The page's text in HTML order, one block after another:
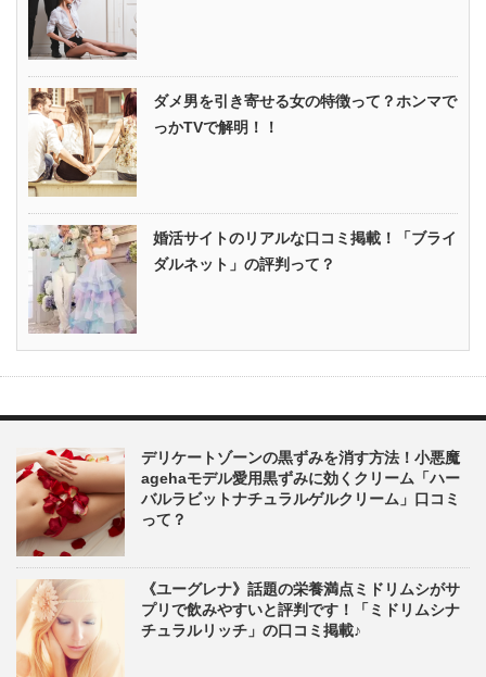
ダメ男を引き寄せる女の特徴って？ホンマで
っかTVで解明！！
婚活サイトのリアルな口コミ掲載！「ブライ
ダルネット」の評判って？
デリケートゾーンの黒ずみを消す方法！小悪魔
agehaモデル愛用黒ずみに効くクリーム「ハー
バルラビットナチュラルゲルクリーム」口コミ
って？
《ユーグレナ》話題の栄養満点ミドリムシがサ
プリで飲みやすいと評判です！「ミドリムシナ
チュラルリッチ」の口コミ掲載♪